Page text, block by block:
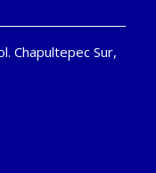
Chapultepec Sur,